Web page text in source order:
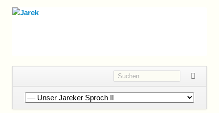
Navigation
überspringen